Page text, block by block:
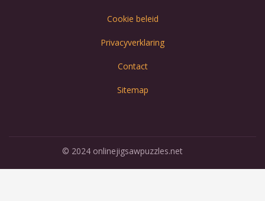
Cookie beleid
Privacyverklaring
Contact
Sitemap
© 2024 onlinejigsawpuzzles.net